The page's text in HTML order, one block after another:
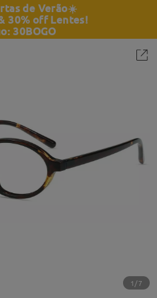
de Verão☀️
& 30% off Lentes!
30BOGO
1/7